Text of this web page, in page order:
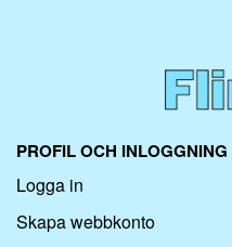
PROFIL OCH INLOGGNING
Logga in
Skapa webbkonto